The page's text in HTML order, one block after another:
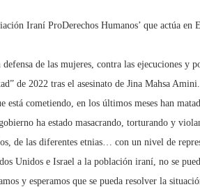
Iraní ProDerechos Humanos’ que actúa en
de las mujeres, contra las ejecuciones y
de 2022 tras el asesinato de Jina Mahsa Amini.
está cometiendo, en los últimos meses han
ha estado masacrando, torturando y
de las diferentes etnias… con un nivel de
Unidos e Israel a la población iraní, no se
y esperamos que se pueda resolver la